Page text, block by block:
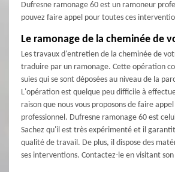
Dufresne ramonage 60 est un ramoneur
pouvez faire appel pour toutes ces
Le ramonage de la cheminée de
Les travaux d'entretien de la cheminée de
traduire par un ramonage. Cette opération
suies qui se sont déposées au niveau de la
L'opération est quelque peu difficile à
raison que nous vous proposons de faire
professionnel. Dufresne ramonage 60 est
Sachez qu'il est très expérimenté et il
qualité de travail. De plus, il dispose des
ses interventions. Contactez-le en visitant